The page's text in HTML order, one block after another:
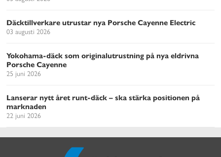
Däcktillverkare utrustar nya Porsche Cayenne Electric
03 augusti 2026
Yokohama-däck som originalutrustning på nya eldrivna
Porsche Cayenne
25 juni 2026
Lanserar nytt året runt-däck – ska stärka positionen på
marknaden
22 juni 2026